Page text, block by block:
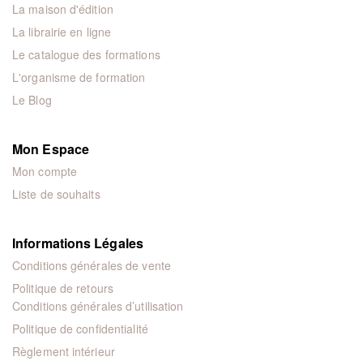
La maison d'édition
La librairie en ligne
Le catalogue des formations
L'organisme de formation
Le Blog
Mon Espace
Mon compte
Liste de souhaits
Informations Légales
Conditions générales de vente
Politique de retours
Conditions générales d’utilisation
Politique de confidentialité
Règlement intérieur